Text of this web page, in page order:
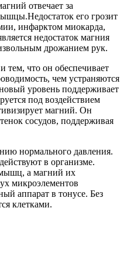
отвечает за
его грозит
инфарктом миокарда,
недостаток магния
дрожанием рук.
тем, что он обеспечивает
чем устраняются
уровень поддерживает
под воздействием
магний. Он
сосудов, поддерживая
нормального давления.
в организме.
а магний их
микроэлементов
аппарат в тонусе. Без
клетками.